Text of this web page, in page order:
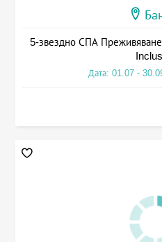
5-звездно СПА
Дата: 01.07 -